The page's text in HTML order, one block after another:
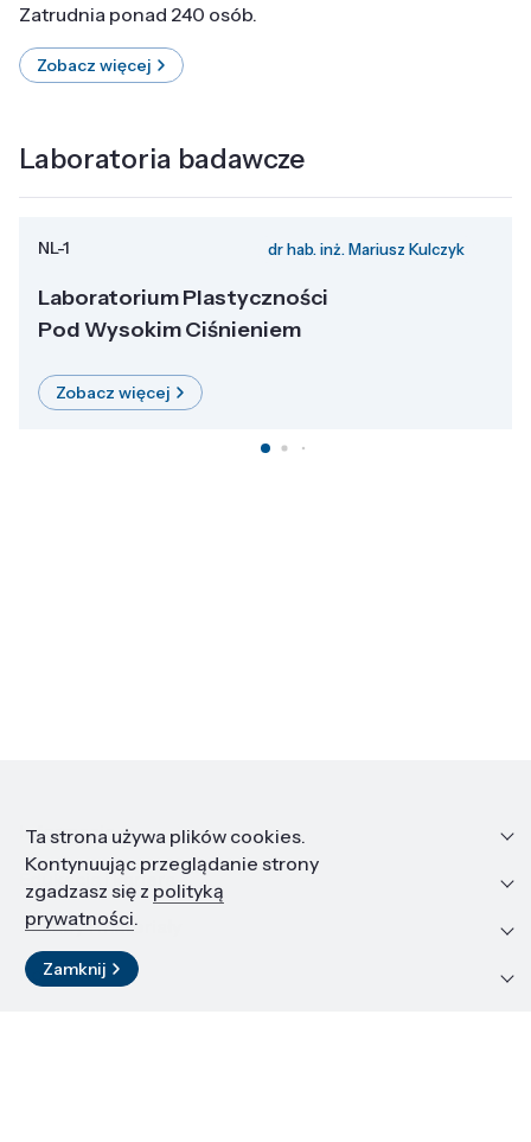
Zatrudnia ponad 240 osób.
Zobacz więcej
Laboratoria badawcze
NL-1 dr hab. inż. Mariusz Kulczyk
Laboratorium Plastyczności
Pod Wysokim Ciśnieniem
Zobacz więcej
Informacje
Edukacja i kariera
Zasoby i materiały
Kontakt
Ta strona używa plików cookies.
Kontynuując przeglądanie strony
zgadzasz się z polityką
prywatności.
Zamknij